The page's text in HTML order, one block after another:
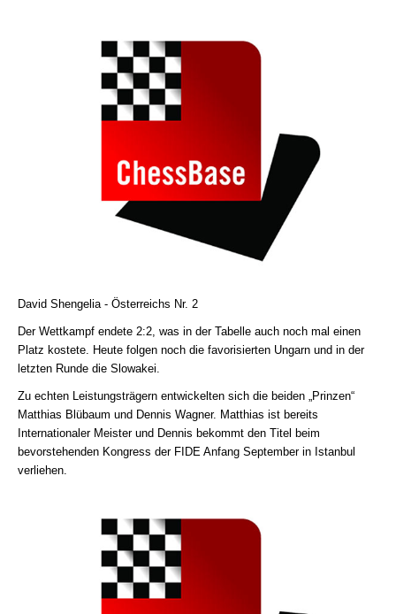
David Shengelia - Österreichs Nr. 2
Der Wettkampf endete 2:2, was in der Tabelle auch noch mal einen
Platz kostete. Heute folgen noch die favorisierten Ungarn und in der
letzten Runde die Slowakei.
Zu echten Leistungsträgern entwickelten sich die beiden „Prinzen“
Matthias Blübaum und Dennis Wagner. Matthias ist bereits
Internationaler Meister und Dennis bekommt den Titel beim
bevorstehenden Kongress der FIDE Anfang September in Istanbul
verliehen.